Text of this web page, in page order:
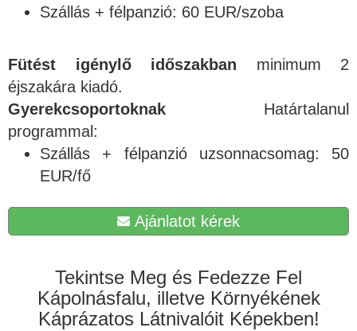
Szállás + félpanzió: 60 EUR/szoba
Fütést igénylő időszakban minimum 2
éjszakára kiadó.
Gyerekcsoportoknak Határtalanul
programmal:
Szállás + félpanzió uzsonnacsomag: 50
EUR/fő
Ajánlatot kérek
Tekintse Meg és Fedezze Fel
Kápolnásfalu, illetve Környékének
Káprázatos Látnivalóit Képekben!